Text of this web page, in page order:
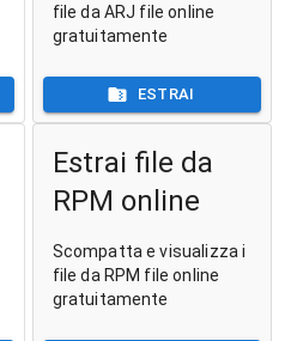
file da ARJ file online
gratuitamente
ESTRAI
Estrai file da
RPM online
Scompatta e visualizza i
file da RPM file online
gratuitamente